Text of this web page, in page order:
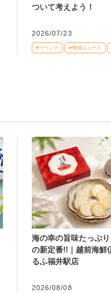
ついて考えよう！
2026/07/23
#イベント #地域ニュース
海の幸の旨味たっぷ
の新定番!!｜越前海鮮
るふ福井駅店
2026/08/08